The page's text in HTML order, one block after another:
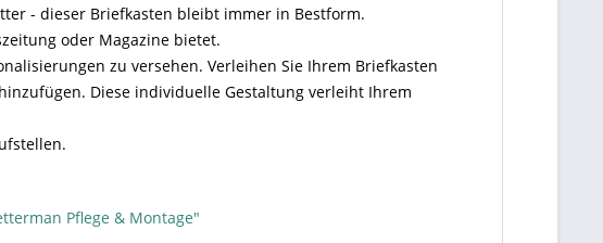
- dieser Briefkasten bleibt immer in Bestform.
oder Magazine bietet.
zu versehen. Verleihen Sie Ihrem Briefkasten
Diese individuelle Gestaltung verleiht Ihrem
Pflege & Montage"